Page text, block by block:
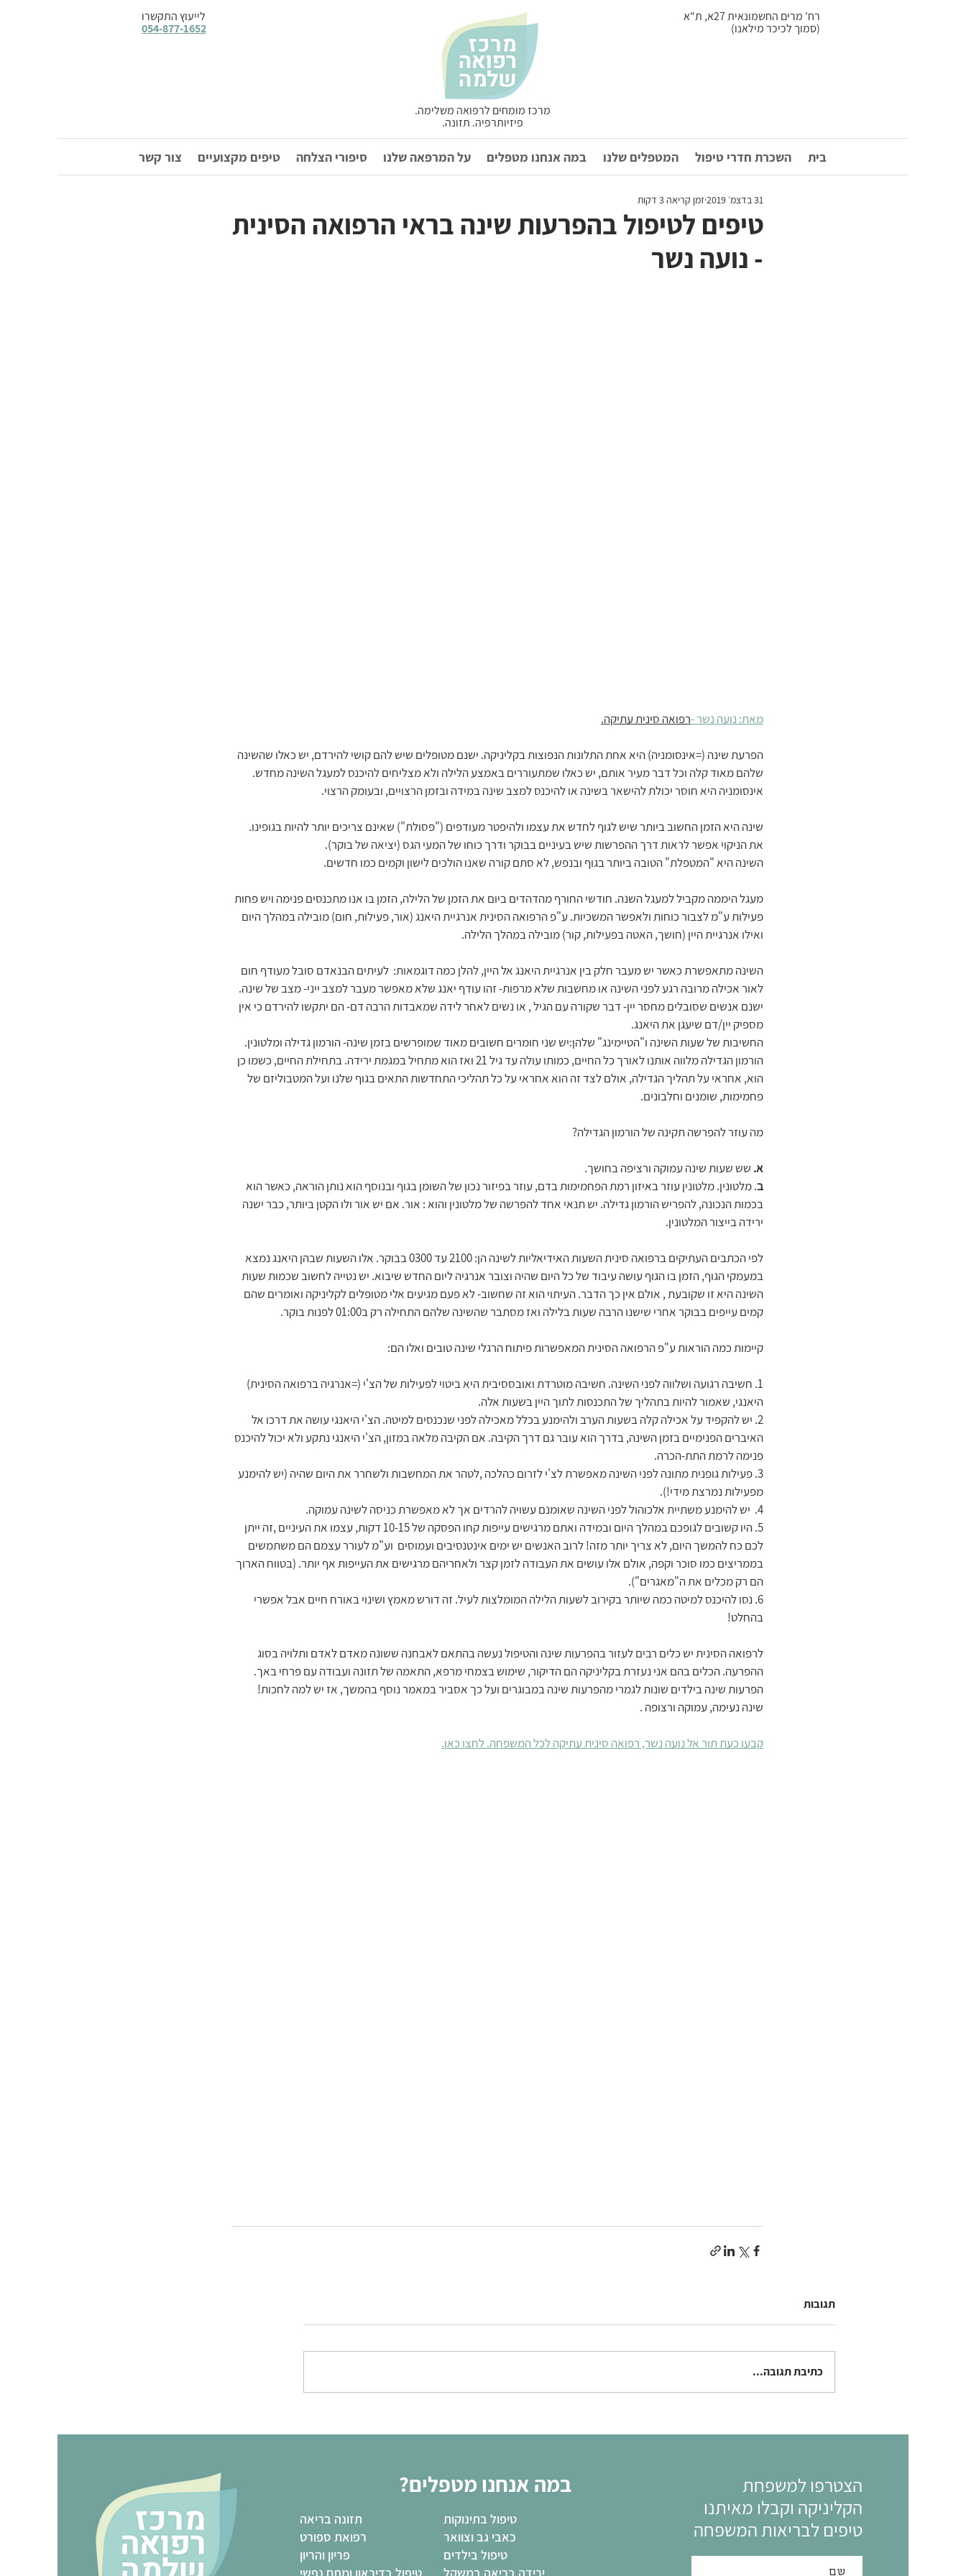
לייעוץ התקשרו
054-877-1652
רח' מרים החשמונאית 27א, ת"א
(סמוך לכיכר מילאנו)
מרכז מומחים לרפואה משלימה.
פיזיותרפיה. תזונה.
בית השכרת חדרי טיפול המטפלים שלנו במה אנחנו מטפלים על המרפאה שלנו סיפורי הצלחה טיפים מקצועיים צור קשר
טיפים לטיפול בהפרעות שינה בראי הרפואה הסינית
- נועה נשר
31 בדצמ׳ 2019 זמן קריאה 3 דקות
מאת: נועה נשר -רפואה סינית עתיקה.
הפרעת שינה (=אינסומניה) היא אחת התלונות הנפוצות בקליניקה. ישנם מטופלים שיש להם קושי להירדם, יש כאלו שהשינה
שלהם מאוד קלה וכל דבר מעיר אותם, יש כאלו שמתעוררים באמצע הלילה ולא מצליחים להיכנס למעגל השינה מחדש.
אינסומניה היא חוסר יכולת להישאר בשינה או להיכנס למצב שינה במידה ובזמן הרצויים, ובעומק הרצוי.
שינה היא הזמן החשוב ביותר שיש לגוף לחדש את עצמו ולהיפטר מעודפים ("פסולת") שאינם צריכים יותר להיות בגופינו.
את הניקוי אפשר לראות דרך ההפרשות שיש בעיניים בבוקר ודרך כוחו של המעי הגס (יציאה של בוקר).
השינה היא "המטפלת" הטובה ביותר בגוף ובנפש, לא סתם קורה שאנו הולכים לישון וקמים כמו חדשים.
מעגל היממה מקביל למעגל השנה. חודשי החורף מהדהדים ביום את הזמן של הלילה, הזמן בו אנו מתכנסים פנימה ויש פחות
פעילות ע"מ לצבור כוחות ולאפשר המשכיות. ע"פ הרפואה הסינית אנרגיית היאנג (אור, פעילות, חום) מובילה במהלך היום
ואילו אנרגיית היין (חושך, האטה בפעילות, קור) מובילה במהלך הלילה.
השינה מתאפשרת כאשר יש מעבר חלק בין אנרגיית היאנג אל היין, להלן כמה דוגמאות:  לעיתים הבנאדם סובל מעודף חום
לאור אכילה מרובה רגע לפני השינה או מחשבות שלא מרפות- זהו עודף יאנג שלא מאפשר מעבר למצב ייני- מצב של שינה.
ישנם אנשים שסובלים מחסר יין- דבר שקורה עם הגיל , או נשים לאחר לידה שמאבדות הרבה דם- הם יתקשו להירדם כי אין
מספיק יין/דם שיעגן את היאנג.
החשיבות של שעות השינה ו"הטיימינג" שלהן:יש שני חומרים חשובים מאוד שמופרשים בזמן שינה- הורמון גדילה ומלטונין.
הורמון הגדילה מלווה אותנו לאורך כל החיים, כמותו עולה עד גיל 21 ואז הוא מתחיל במגמת ירידה. בתחילת החיים, כשמו כן
הוא, אחראי על תהליך הגדילה, אולם לצד זה הוא אחראי על כל תהליכי התחדשות התאים בגוף שלנו ועל המטבוליזם של
פחמימות, שומנים וחלבונים.
מה עוזר להפרשה תקינה של הורמון הגדילה?
א. שש שעות שינה עמוקה ורציפה בחושך.
ב. מלטונין. מלטונין עוזר באיזון רמת הפחמימות בדם, עוזר בפיזור נכון של השומן בגוף ובנוסף הוא נותן הוראה, כאשר הוא
בכמות הנכונה, להפריש הורמון גדילה. יש תנאי אחד להפרשה של מלטונין והוא : אור. אם יש אור ולו הקטן ביותר, כבר ישנה
ירידה בייצור המלטונין.
לפי הכתבים העתיקים ברפואה סינית השעות האידיאליות לשינה הן: 2100 עד 0300 בבוקר. אלו השעות שבהן היאנג נמצא
במעמקי הגוף, הזמן בו הגוף עושה עיבוד של כל היום שהיה וצובר אנרגיה ליום החדש שיבוא. יש נטייה לחשוב שכמות שעות
השינה היא זו שקובעת , אולם אין כך הדבר. העיתוי הוא זה שחשוב- לא פעם מגיעים אלי מטופלים לקליניקה ואומרים שהם
קמים עייפים בבוקר אחרי שישנו הרבה שעות בלילה ואז מסתבר שהשינה שלהם התחילה רק ב01:00 לפנות בוקר.
קיימות כמה הוראות ע"פ הרפואה הסינית המאפשרות פיתוח הרגלי שינה טובים ואלו הם:
1. חשיבה רגועה ושלווה לפני השינה. חשיבה מוטרדת ואובססיבית היא ביטוי לפעילות של הצ'י (=אנרגיה ברפואה הסינית)
היאנגי, שאמור להיות בתהליך של התכנסות לתוך היין בשעות אלה.
2. יש להקפיד על אכילה קלה בשעות הערב ולהימנע בכלל מאכילה לפני שנכנסים למיטה. הצ'י היאנגי עושה את דרכו אל
האיברים הפנימיים בזמן השינה, בדרך הוא עובר גם דרך הקיבה. אם הקיבה מלאה במזון, הצ'י היאנגי נתקע ולא יכול להיכנס
פנימה לרמת התת-הכרה.
3. פעילות גופנית מתונה לפני השינה מאפשרת לצ'י לזרום כהלכה ,לטהר את המחשבות ולשחרר את היום שהיה (יש להימנע
מפעילות נמרצת מידי!).
4.  יש להימנע משתיית אלכוהול לפני השינה שאומנם עשויה להרדים אך לא מאפשרת כניסה לשינה עמוקה.
5. היו קשובים לגופכם במהלך היום ובמידה ואתם מרגישים עייפות קחו הפסקה של 10-15 דקות, עצמו את העיניים ,זה ייתן
לכם כח להמשך היום, לא צריך יותר מזה! לרוב האנשים יש ימים אינטנסיבים ועמוסים  וע"מ לעורר עצמם הם משתמשים
בממריצים כמו סוכר וקפה, אולם אלו עושים את העבודה לזמן קצר ולאחריהם מרגישים את העייפות אף יותר. (בטווח הארוך
הם רק מכלים את ה"מאגרים").
6. נסו להיכנס למיטה כמה שיותר בקירוב לשעות הלילה המומלצות לעיל. זה דורש מאמץ ושינוי באורח חיים אבל אפשרי
בהחלט!
לרפואה הסינית יש כלים רבים לעזור בהפרעות שינה והטיפול נעשה בהתאם לאבחנה ששונה מאדם לאדם ותלויה בסוג
ההפרעה. הכלים בהם אני נעזרת בקליניקה הם הדיקור, שימוש בצמחי מרפא, התאמה של תזונה ועבודה עם פרחי באך.
הפרעות שינה בילדים שונות לגמרי מהפרעות שינה במבוגרים ועל כך אסביר במאמר נוסף בהמשך, אז יש למה לחכות!
שינה נעימה, עמוקה ורצופה .
קבעו כעת תור אל נועה נשר, רפואה סינית עתיקה לכל המשפחה. לחצו כאן.
תגובות
כתיבת תגובה...
במה אנחנו מטפלים?
טיפול בתינוקות
כאבי גב וצוואר
טיפול בילדים
תזונה בריאה
רפואת ספורט
פריון והריון
הצטרפו למשפחת
הקליניקה וקבלו מאיתנו
טיפים לבריאות המשפחה